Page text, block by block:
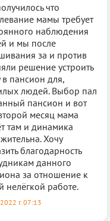
что
мамы требует
наблюдения
и мы после
за и против
решение устроить
в пансион для,
людей. Выбор пал
пансион и вот
месяц мама
там и динамика
Хочу
благодарность
данного
за отношение к
нелёгкой работе.
г. 07:13